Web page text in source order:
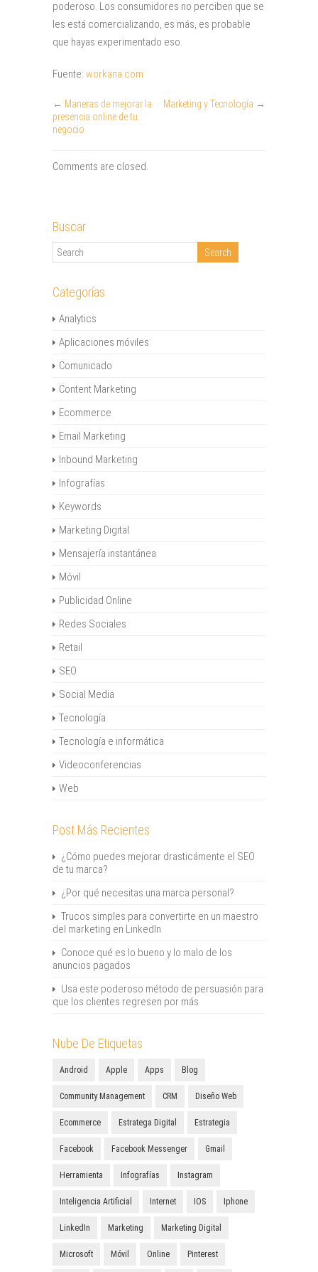
poderoso. Los consumidores no perciben que se
les está comercializando, es más, es probable
que hayas experimentado eso.
Fuente: workana.com
← Maneras de mejorar la
presencia online de tu
negocio
Marketing y Tecnología →
Comments are closed.
Buscar
Categorías
Analytics
Aplicaciones móviles
Comunicado
Content Marketing
Ecommerce
Email Marketing
Inbound Marketing
Infografías
Keywords
Marketing Digital
Mensajería instantánea
Móvil
Publicidad Online
Redes Sociales
Retail
SEO
Social Media
Tecnología
Tecnología e informática
Videoconferencias
Web
Post Más Recientes
¿Cómo puedes mejorar drasticámente el SEO
de tu marca?
¿Por qué necesitas una marca personal?
Trucos simples para convertirte en un maestro
del marketing en LinkedIn
Conoce qué es lo bueno y lo malo de los
anuncios pagados
Usa este poderoso método de persuasión para
que los clientes regresen por más
Nube De Etiquetas
Android Apple Apps Blog
Community Management CRM Diseño Web
Ecommerce Estratega Digital Estrategia
Facebook Facebook Messenger Gmail
Herramienta Infografías Instagram
Inteligencia Artificial Internet IOS Iphone
LinkedIn Marketing Marketing Digital
Microsoft Móvil Online Pinterest